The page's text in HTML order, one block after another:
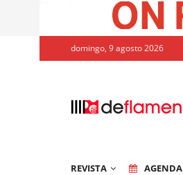
domingo, 9 agosto 2026
REVISTA AGENDA